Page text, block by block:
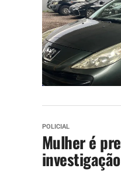
POLICIAL
Mulher é